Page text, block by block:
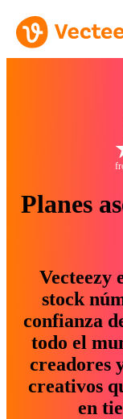
Planes
Vecteezy
stock
confianza
todo el
creadores
creativos
en